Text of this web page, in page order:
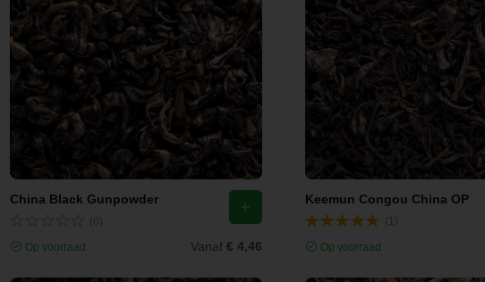
China Black Gunpowder
Op voorraad Vanaf € 4,46
Keemun Congou China OP
Op voorraad